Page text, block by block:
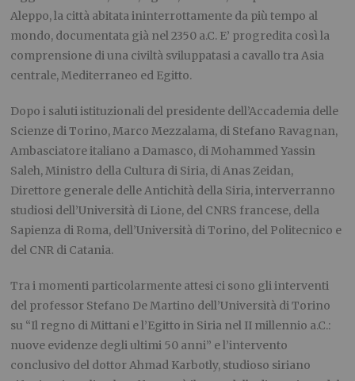
Aleppo, la città abitata ininterrottamente da più tempo al
mondo, documentata già nel 2350 a.C. E’ progredita così la
comprensione di una civiltà sviluppatasi a cavallo tra Asia
centrale, Mediterraneo ed Egitto.
Dopo i saluti istituzionali del presidente dell’Accademia delle
Scienze di Torino, Marco Mezzalama, di Stefano Ravagnan,
Ambasciatore italiano a Damasco, di Mohammed Yassin
Saleh, Ministro della Cultura di Siria, di Anas Zeidan,
Direttore generale delle Antichità della Siria, interverranno
studiosi dell’Università di Lione, del CNRS francese, della
Sapienza di Roma, dell’Università di Torino, del Politecnico e
del CNR di Catania.
Tra i momenti particolarmente attesi ci sono gli interventi
del professor Stefano De Martino dell’Università di Torino
su “Il regno di Mittani e l’Egitto in Siria nel II millennio a.C.:
nuove evidenze degli ultimi 50 anni” e l’intervento
conclusivo del dottor Ahmad Karbotly, studioso siriano